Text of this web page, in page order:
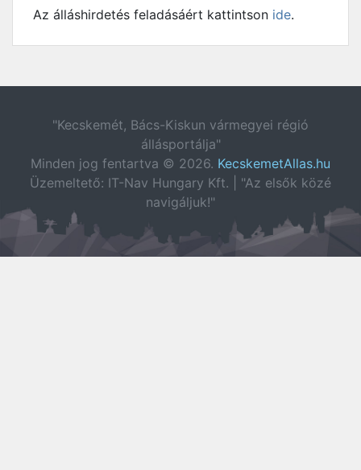
Az álláshirdetés feladásáért kattintson ide.
"Kecskemét, Bács-Kiskun vármegyei régió
állásportálja"
Minden jog fentartva © 2026. KecskemetAllas.hu
Üzemeltető: IT-Nav Hungary Kft. | "Az elsők közé
navigáljuk!"